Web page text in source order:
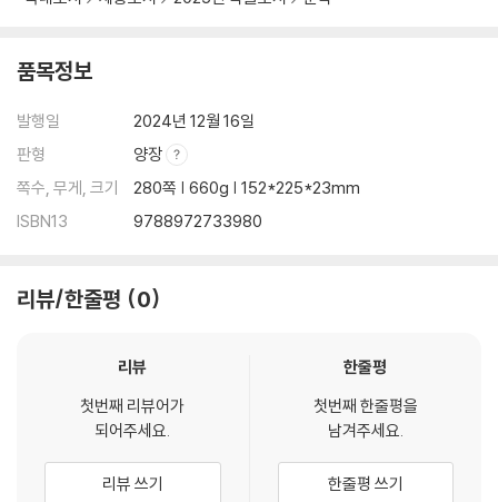
1. 진화론으로 인간 주체 새로 만들기
2. 「광인일기」 속 진화론적 상상력과 ‘진정한 인간’
참고 문헌
품목정보
발행일
2024년 12월 16일
판형
양장
쪽수, 무게, 크기
280쪽 | 660g | 152*225*23mm
ISBN13
9788972733980
리뷰/한줄평 0
리뷰
첫번째 리뷰어가
되어주세요.
리뷰 쓰기
한줄평
첫번째 한줄평을
남겨주세요.
한줄평 쓰기